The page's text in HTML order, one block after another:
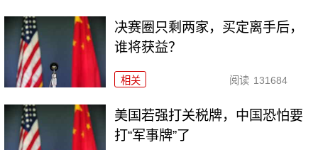
决赛圈只剩两家，买定离手后，
谁将获益？
相关 阅读 131684
美国若强打关税牌，中国恐怕要
打“军事牌”了